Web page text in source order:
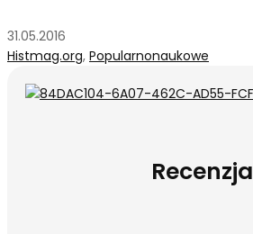
31.05.2016
Histmag.org, Popularnonaukowe
Recenzja